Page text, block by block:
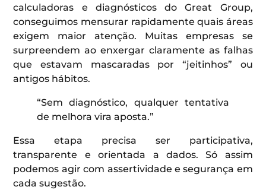
calculadoras e diagnósticos do Great Group,
conseguimos mensurar rapidamente quais áreas
exigem maior atenção. Muitas empresas se
surpreendem ao enxergar claramente as falhas
que estavam mascaradas por “jeitinhos” ou
antigos hábitos.
“Sem diagnóstico, qualquer tentativa
de melhora vira aposta.”
Essa etapa precisa ser participativa,
transparente e orientada a dados. Só assim
podemos agir com assertividade e segurança em
cada sugestão.